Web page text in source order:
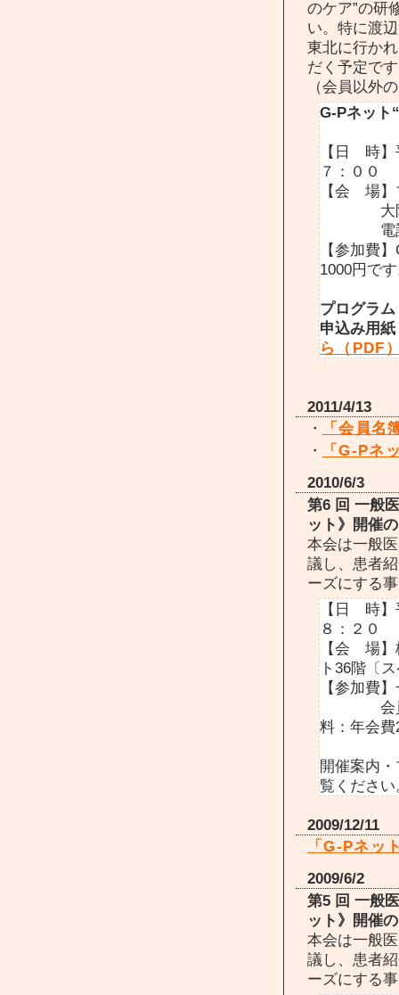
のケア”の研
い。特に渡
東北に行か
だく予定で
（会員以外
G-Pネット
【日 時
７：００
【会 場
大阪市
電話
【参加費
1000円で
プログラ
申込み用紙
ら（PDF
2011/4/13
・
「会員名
・
「G-Pネ
2010/6/3
第6 回 一般
ット》開催
本会は一般
議し、患者
ーズにする
【日 時
８：２０
【会 場】
ト36階〔
【参加費
会員以
料：年会
開催案内
覧ください
2009/12/11
「G-Pネッ
2009/6/2
第5 回 一般
ット》開催
本会は一般
議し、患者
ーズにする